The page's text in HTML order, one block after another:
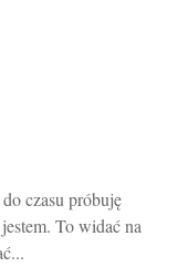
czasu próbuję
To widać na